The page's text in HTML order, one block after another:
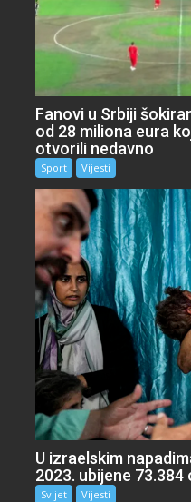
Fanovi u Srbiji
od 28 miliona eura
otvorili nedavno
Sport Vijesti
U izraelskim
2023. ubijene 73.384
Svijet Vijesti